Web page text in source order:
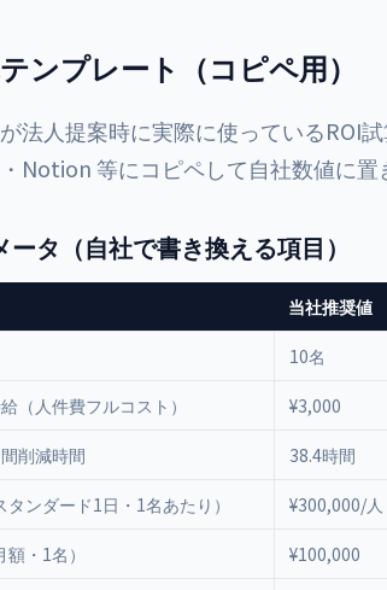
ンプレート（コピペ用）
法人提案時に実際に使っているROI
Notion 等にコピペして自社数値に置
タ（自社で書き換える項目）
当社推奨値
10名
（人件費フルコスト） ¥3,000
削減時間 38.4時間
ンダード1日・1名あたり） ¥300,000/人
・1名） ¥100,000